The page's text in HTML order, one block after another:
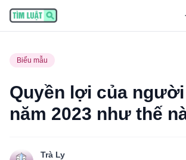
Biểu mẫu
Quyền lợi của
năm 2023 như thế
Trà Ly